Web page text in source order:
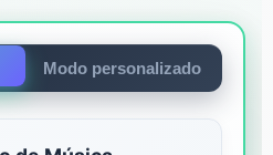
Modo personalizado